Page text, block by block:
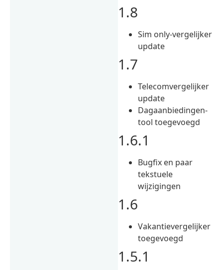
1.8
Sim only-vergelijker
update
1.7
Telecomvergelijker
update
Dagaanbiedingen-
tool toegevoegd
1.6.1
Bugfix en paar
tekstuele
wijzigingen
1.6
Vakantievergelijker
toegevoegd
1.5.1